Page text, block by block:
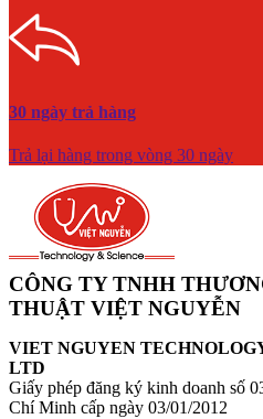
30 ngày trả hàng
Trả lại hàng trong vòng 30 ngày
CÔNG TY TNHH
THUẬT VIỆT NGUYỄN
VIET NGUYEN
LTD
Giấy phép đăng ký kinh doanh số
Chí Minh cấp ngày 03/01/2012